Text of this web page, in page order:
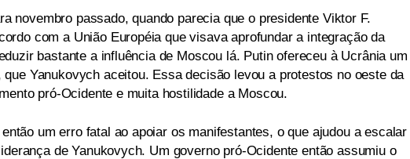
novembro passado, quando parecia que o presidente Viktor F.
com a União Européia que visava aprofundar a integração da
bastante a influência de Moscou lá. Putin ofereceu à Ucrânia um
Yanukovych aceitou. Essa decisão levou a protestos no oeste da
pró-Ocidente e muita hostilidade a Moscou.
um erro fatal ao apoiar os manifestantes, o que ajudou a escalar
de Yanukovych. Um governo pró-Ocidente então assumiu o